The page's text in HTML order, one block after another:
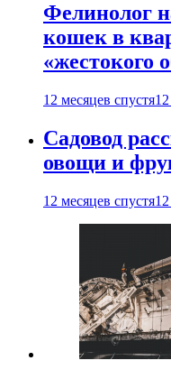
Фелинолог
кошек в
«жестокого
12 месяцев спустя
Садовод
овощи и
12 месяцев спустя